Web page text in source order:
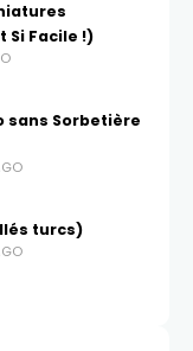
Si Facile !)
sans Sorbetière
turcs)